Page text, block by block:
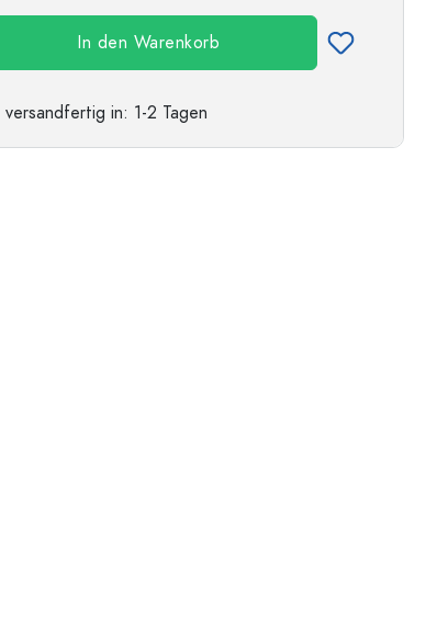
In den Warenkorb
versandfertig in: 1-2 Tagen